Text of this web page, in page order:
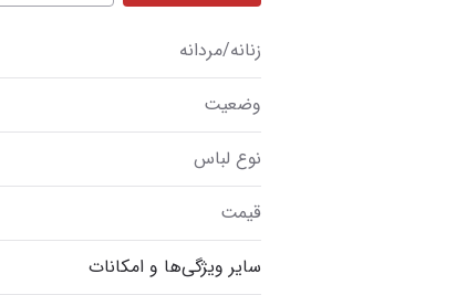
زنانه/مردانه
وضعیت
نوع لباس
قیمت
سایر ویژگی‌ها و امکانات